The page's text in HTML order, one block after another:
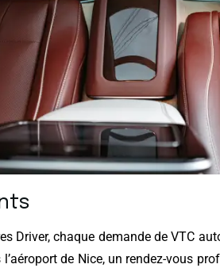
Driver, chaque demande de VTC
de Nice, un rendez-vous